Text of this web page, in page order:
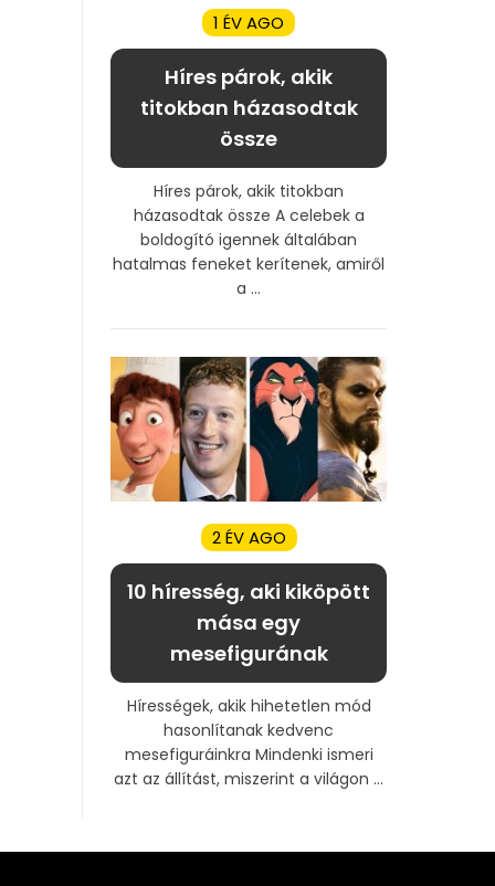
1 ÉV AGO
Híres párok, akik
titokban házasodtak
össze
Híres párok, akik titokban
házasodtak össze A celebek a
boldogító igennek általában
hatalmas feneket kerítenek, amiről
a ...
2 ÉV AGO
10 híresség, aki kiköpött
mása egy
mesefigurának
Hírességek, akik hihetetlen mód
hasonlítanak kedvenc
mesefiguráinkra Mindenki ismeri
azt az állítást, miszerint a világon ...